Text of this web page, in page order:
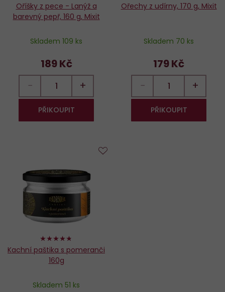
Oříšky z pece - Lanýž a
barevný pepř, 160 g, Mixit
Skladem 109 ks
189 Kč
− +
PŘIKOUPIT
Ořechy z udírny, 170 g, Mixit
Skladem 70 ks
179 Kč
− +
PŘIKOUPIT
94%
Kachní paštika s pomeranči
160g
Skladem 51 ks